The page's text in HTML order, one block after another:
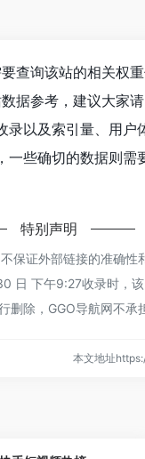
查询该站的相关权
据参考，建议大家
以及索引量、用户
些确切的数据则需
特别声明
保证外部链接的准确
日 下午9:27收录时，
除，GGO导航网不承
本文地址